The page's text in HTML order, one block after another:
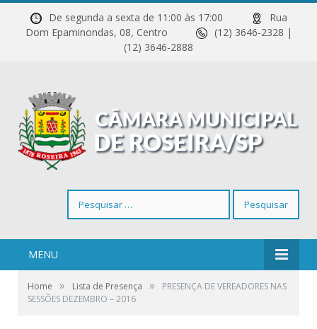
De segunda a sexta de 11:00 às 17:00
Rua
Dom Epaminondas, 08, Centro
(12) 3646-2328 |
(12) 3646-2888
por:
MENU
Home » Lista de Presença »
PRESENÇA DE VEREADORES NAS
SESSÕES DEZEMBRO – 2016